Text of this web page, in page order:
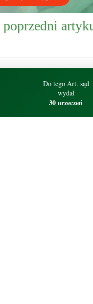
Do tego Art. sąd
wydał
30 orzeczeń